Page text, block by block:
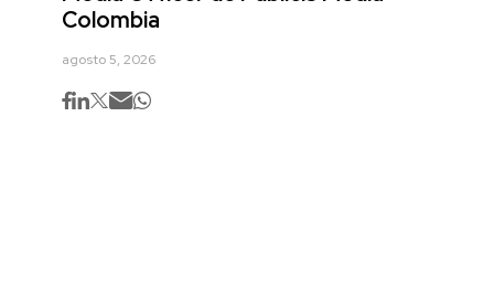
Colombia
agosto 5, 2026